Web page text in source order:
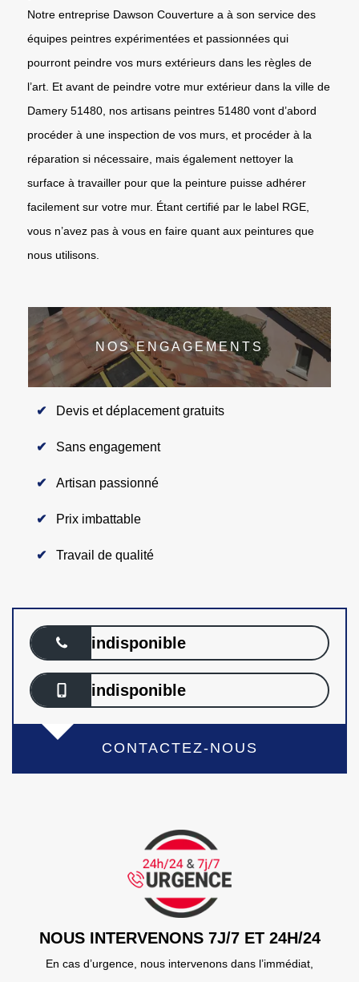
Notre entreprise Dawson Couverture a à son service des
équipes peintres expérimentées et passionnées qui
pourront peindre vos murs extérieurs dans les règles de
l’art. Et avant de peindre votre mur extérieur dans la ville de
Damery 51480, nos artisans peintres 51480 vont d’abord
procéder à une inspection de vos murs, et procéder à la
réparation si nécessaire, mais également nettoyer la
surface à travailler pour que la peinture puisse adhérer
facilement sur votre mur. Étant certifié par le label RGE,
vous n’avez pas à vous en faire quant aux peintures que
nous utilisons.
NOS ENGAGEMENTS
Devis et déplacement gratuits
Sans engagement
Artisan passionné
Prix imbattable
Travail de qualité
indisponible
indisponible
CONTACTEZ-NOUS
NOUS INTERVENONS 7J/7 ET 24H/24
En cas d’urgence, nous intervenons dans l’immédiat,